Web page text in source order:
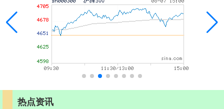
热点资讯